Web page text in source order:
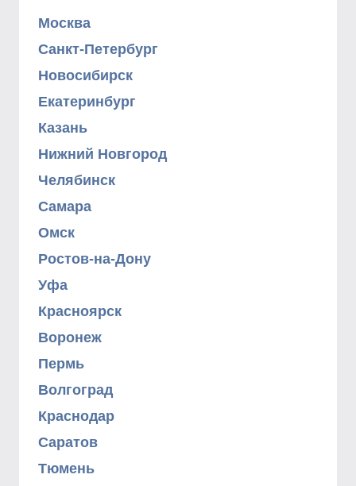
Москва
Санкт-Петербург
Новосибирск
Екатеринбург
Казань
Нижний Новгород
Челябинск
Самара
Омск
Ростов-на-Дону
Уфа
Красноярск
Воронеж
Пермь
Волгоград
Краснодар
Саратов
Тюмень